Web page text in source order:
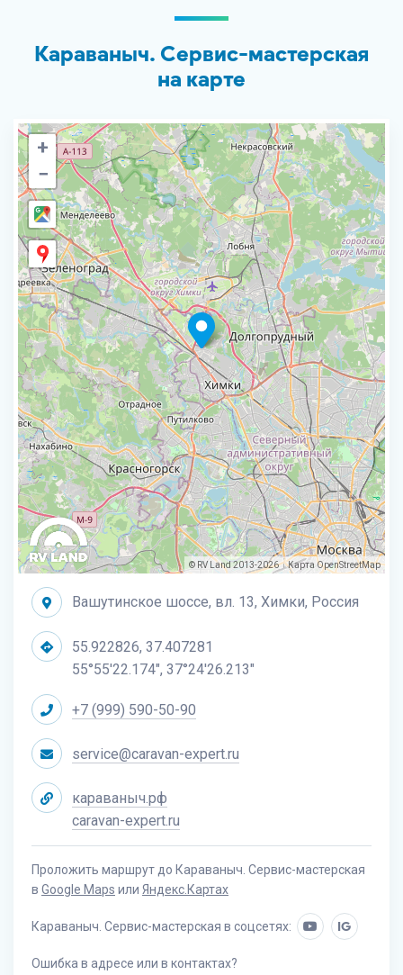
Караваныч. Сервис-мастерская
на карте
+
−
© RV Land 2013-2026 | Карта OpenStreetMap
Вашутинское шоссе, вл. 13, Химки, Россия
55.922826, 37.407281
55°55'22.174", 37°24'26.213"
+7 (999) 590-50-90
service@caravan-expert.ru
караваныч.рф
caravan-expert.ru
Проложить маршрут до Караваныч. Сервис-мастерская
в Google Maps или Яндекс.Картах
Караваныч. Сервис-мастерская в соцсетях: IG
Ошибка в адресе или в контактах?